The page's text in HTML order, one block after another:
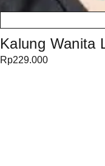
Kalung Wanita
Rp229.000